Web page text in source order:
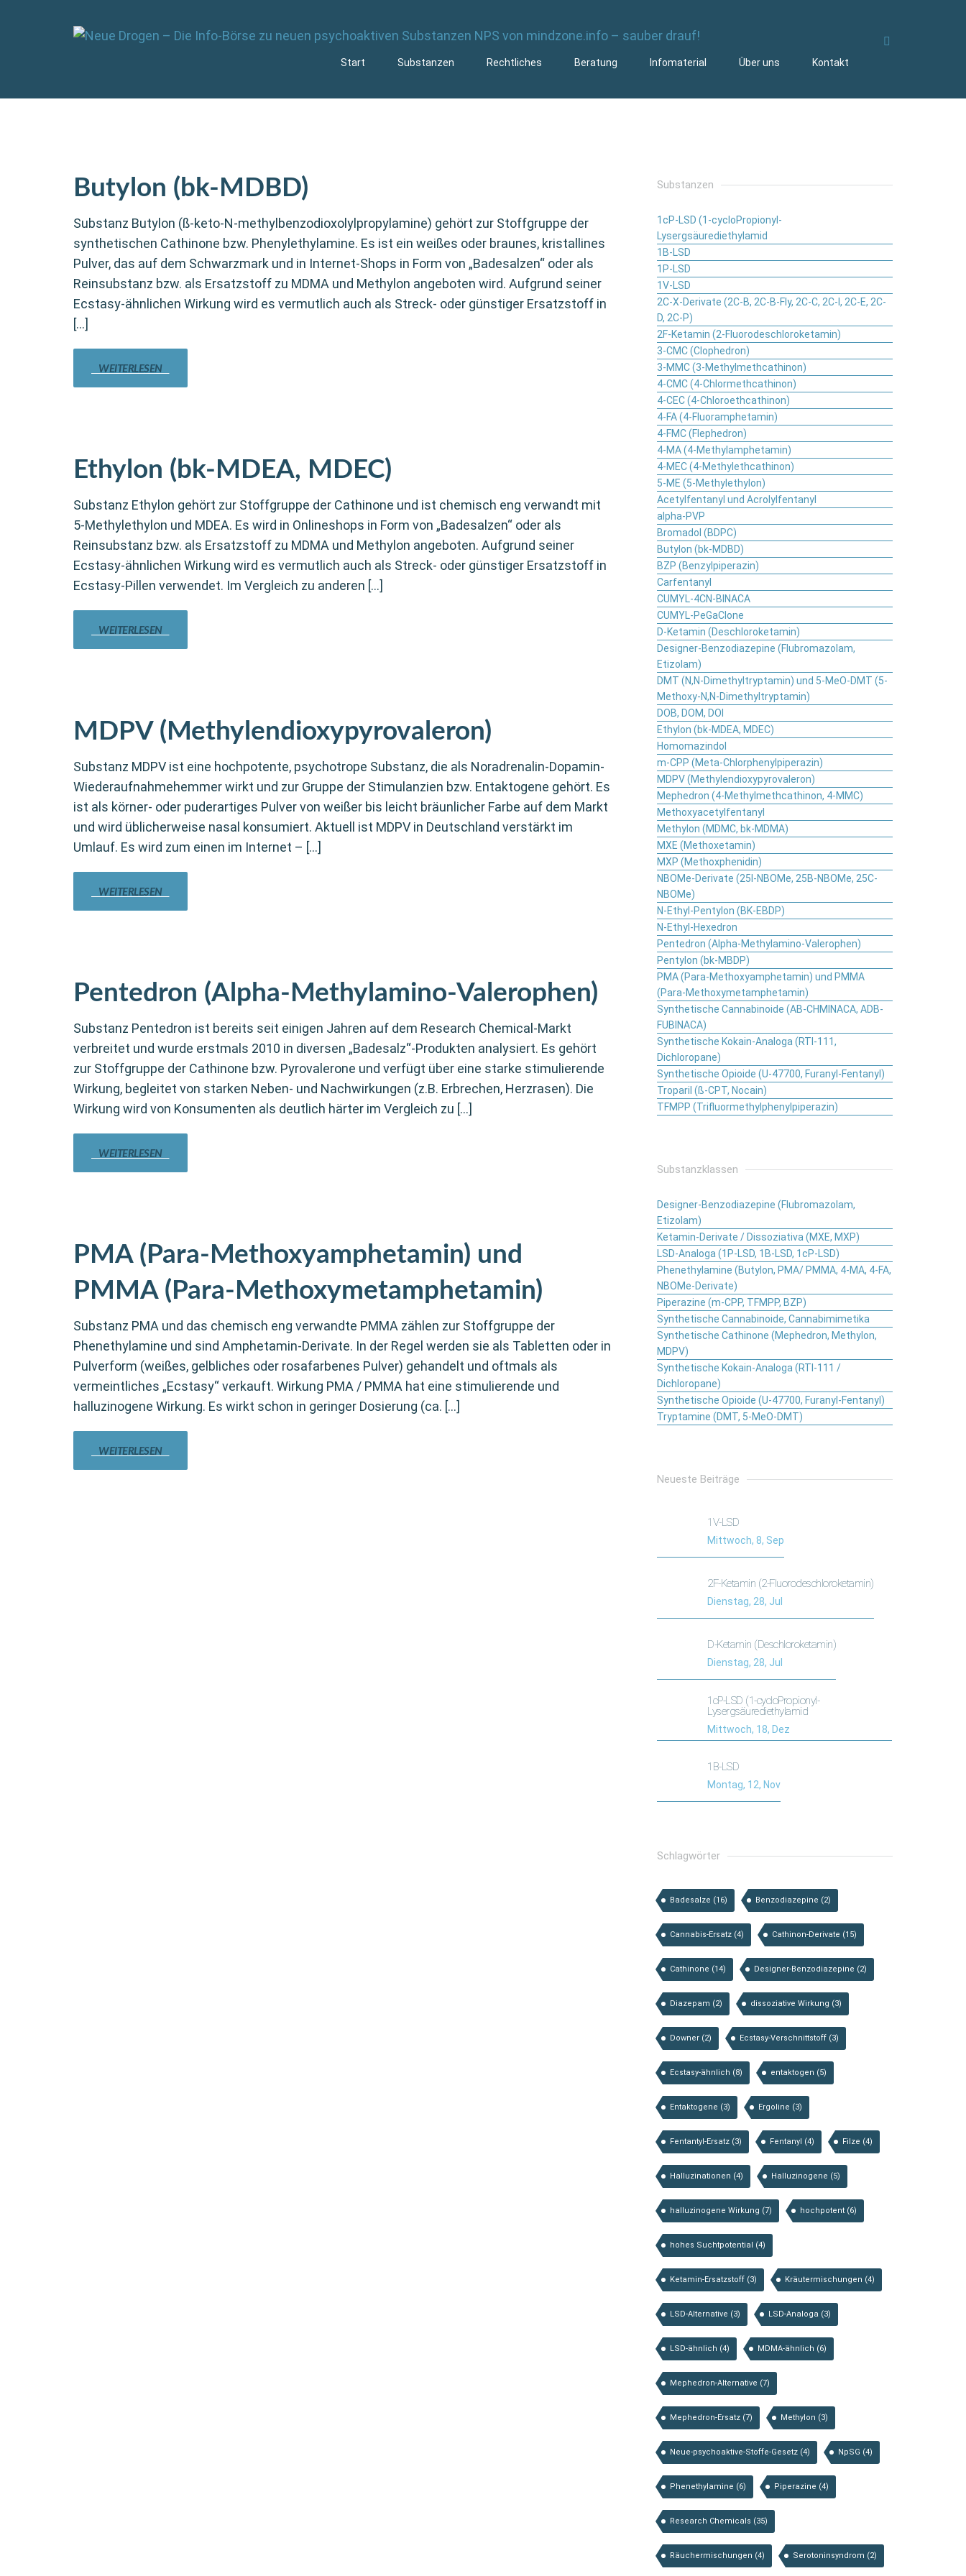
Start Substanzen Rechtliches Beratung Infomaterial Über uns Kontakt
Butylon (bk-MDBD)
Substanz Butylon (ß-keto-N-methylbenzodioxolylpropylamine) gehört zur Stoffgruppe der
synthetischen Cathinone bzw. Phenylethylamine. Es ist ein weißes oder braunes, kristallines
Pulver, das auf dem Schwarzmark und in Internet-Shops in Form von „Badesalzen“ oder als
Reinsubstanz bzw. als Ersatzstoff zu MDMA und Methylon angeboten wird. Aufgrund seiner
Ecstasy-ähnlichen Wirkung wird es vermutlich auch als Streck- oder günstiger Ersatzstoff in
[…]
WEITERLESEN
Ethylon (bk-MDEA, MDEC)
Substanz Ethylon gehört zur Stoffgruppe der Cathinone und ist chemisch eng verwandt mit
5-Methylethylon und MDEA. Es wird in Onlineshops in Form von „Badesalzen“ oder als
Reinsubstanz bzw. als Ersatzstoff zu MDMA und Methylon angeboten. Aufgrund seiner
Ecstasy-ähnlichen Wirkung wird es vermutlich auch als Streck- oder günstiger Ersatzstoff in
Ecstasy-Pillen verwendet. Im Vergleich zu anderen […]
WEITERLESEN
MDPV (Methylendioxypyrovaleron)
Substanz MDPV ist eine hochpotente, psychotrope Substanz, die als Noradrenalin-Dopamin-
Wiederaufnahmehemmer wirkt und zur Gruppe der Stimulanzien bzw. Entaktogene gehört. Es
ist als körner- oder puderartiges Pulver von weißer bis leicht bräunlicher Farbe auf dem Markt
und wird üblicherweise nasal konsumiert. Aktuell ist MDPV in Deutschland verstärkt im
Umlauf. Es wird zum einen im Internet – […]
WEITERLESEN
Pentedron (Alpha-Methylamino-Valerophen)
Substanz Pentedron ist bereits seit einigen Jahren auf dem Research Chemical-Markt
verbreitet und wurde erstmals 2010 in diversen „Badesalz“-Produkten analysiert. Es gehört
zur Stoffgruppe der Cathinone bzw. Pyrovalerone und verfügt über eine starke stimulierende
Wirkung, begleitet von starken Neben- und Nachwirkungen (z.B. Erbrechen, Herzrasen). Die
Wirkung wird von Konsumenten als deutlich härter im Vergleich zu […]
WEITERLESEN
PMA (Para-Methoxyamphetamin) und
PMMA (Para-Methoxymetamphetamin)
Substanz PMA und das chemisch eng verwandte PMMA zählen zur Stoffgruppe der
Phenethylamine und sind Amphetamin-Derivate. In der Regel werden sie als Tabletten oder in
Pulverform (weißes, gelbliches oder rosafarbenes Pulver) gehandelt und oftmals als
vermeintliches „Ecstasy“ verkauft. Wirkung PMA / PMMA hat eine stimulierende und
halluzinogene Wirkung. Es wirkt schon in geringer Dosierung (ca. […]
WEITERLESEN
Substanzen
1cP-LSD (1-cycloPropionyl-
Lysergsäurediethylamid
1B-LSD
1P-LSD
1V-LSD
2C-X-Derivate (2C-B, 2C-B-Fly, 2C-C, 2C-I, 2C-E, 2C-
D, 2C-P)
2F-Ketamin (2-Fluorodeschloroketamin)
3-CMC (Clophedron)
3-MMC (3-Methylmethcathinon)
4-CMC (4-Chlormethcathinon)
4-CEC (4-Chloroethcathinon)
4-FA (4-Fluoramphetamin)
4-FMC (Flephedron)
4-MA (4-Methylamphetamin)
4-MEC (4-Methylethcathinon)
5-ME (5-Methylethylon)
Acetylfentanyl und Acrolylfentanyl
alpha-PVP
Bromadol (BDPC)
Butylon (bk-MDBD)
BZP (Benzylpiperazin)
Carfentanyl
CUMYL-4CN-BINACA
CUMYL-PeGaClone
D-Ketamin (Deschloroketamin)
Designer-Benzodiazepine (Flubromazolam,
Etizolam)
DMT (N,N-Dimethyltryptamin) und 5-MeO-DMT (5-
Methoxy-N,N-Dimethyltryptamin)
DOB, DOM, DOI
Ethylon (bk-MDEA, MDEC)
Homomazindol
m-CPP (Meta-Chlorphenylpiperazin)
MDPV (Methylendioxypyrovaleron)
Mephedron (4-Methylmethcathinon, 4-MMC)
Methoxyacetylfentanyl
Methylon (MDMC, bk-MDMA)
MXE (Methoxetamin)
MXP (Methoxphenidin)
NBOMe-Derivate (25I-NBOMe, 25B-NBOMe, 25C-
NBOMe)
N-Ethyl-Pentylon (BK-EBDP)
N-Ethyl-Hexedron
Pentedron (Alpha-Methylamino-Valerophen)
Pentylon (bk-MBDP)
PMA (Para-Methoxyamphetamin) und PMMA
(Para-Methoxymetamphetamin)
Synthetische Cannabinoide (AB-CHMINACA, ADB-
FUBINACA)
Synthetische Kokain-Analoga (RTI-111,
Dichloropane)
Synthetische Opioide (U-47700, Furanyl-Fentanyl)
Troparil (ß-CPT, Nocain)
TFMPP (Trifluormethylphenylpiperazin)
Substanzklassen
Designer-Benzodiazepine (Flubromazolam,
Etizolam)
Ketamin-Derivate / Dissoziativa (MXE, MXP)
LSD-Analoga (1P-LSD, 1B-LSD, 1cP-LSD)
Phenethylamine (Butylon, PMA/ PMMA, 4-MA, 4-FA,
NBOMe-Derivate)
Piperazine (m-CPP, TFMPP, BZP)
Synthetische Cannabinoide, Cannabimimetika
Synthetische Cathinone (Mephedron, Methylon,
MDPV)
Synthetische Kokain-Analoga (RTI-111 /
Dichloropane)
Synthetische Opioide (U-47700, Furanyl-Fentanyl)
Tryptamine (DMT, 5-MeO-DMT)
Neueste Beiträge
1V-LSD
Mittwoch, 8, Sep
2F-Ketamin (2-Fluorodeschloroketamin)
Dienstag, 28, Jul
D-Ketamin (Deschloroketamin)
Dienstag, 28, Jul
1cP-LSD (1-cycloPropionyl-
Lysergsäurediethylamid
Mittwoch, 18, Dez
1B-LSD
Montag, 12, Nov
Schlagwörter
Badesalze (16) Benzodiazepine (2)
Cannabis-Ersatz (4) Cathinon-Derivate (15)
Cathinone (14) Designer-Benzodiazepine (2)
Diazepam (2) dissoziative Wirkung (3)
Downer (2) Ecstasy-Verschnittstoff (3)
Ecstasy-ähnlich (8) entaktogen (5)
Entaktogene (3) Ergoline (3)
Fentantyl-Ersatz (3) Fentanyl (4) Filze (4)
Halluzinationen (4) Halluzinogene (5)
halluzinogene Wirkung (7) hochpotent (6)
hohes Suchtpotential (4)
Ketamin-Ersatzstoff (3) Kräutermischungen (4)
LSD-Alternative (3) LSD-Analoga (3)
LSD-ähnlich (4) MDMA-ähnlich (6)
Mephedron-Alternative (7)
Mephedron-Ersatz (7) Methylon (3)
Neue-psychoaktive-Stoffe-Gesetz (4) NpSG (4)
Phenethylamine (6) Piperazine (4)
Research Chemicals (35)
Räuchermischungen (4) Serotoninsyndrom (2)